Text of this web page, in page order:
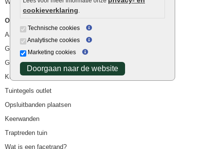
cookieverklaring.
Technische cookies
Analytische cookies
Marketing cookies
Doorgaan naar de website
Waterafvoer
Overig
Aanbiedingen
Goedkope bestrating
Goedkope tuintegels
Kunstgras
Tuintegels outlet
Opsluitbanden plaatsen
Keerwanden
Traptreden tuin
Wat is een facetrand?